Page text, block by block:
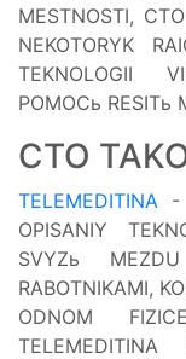
MESTNOSTI,
NEKOTORYK
TEKNOLOGII
POMOCь RESITь
CTO
TELEMEDITINA -
OPISANIY
SVYZь
RABOTNIKAMI,
ODNOM